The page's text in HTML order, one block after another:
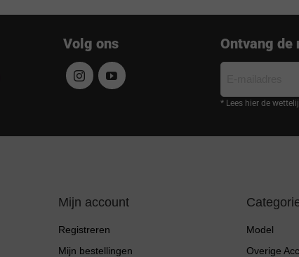
Volg ons Ontvang
* Lees hier de
Mijn account
Registreren
Mijn bestellingen
Model
Overige